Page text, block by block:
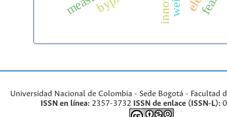
Universidad Nacional de Colombia - Sede Bogotá - Facultad
ISSN en línea: 2357-3732 ISSN de enlace (ISSN-L):